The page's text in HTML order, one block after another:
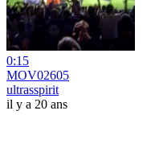
0:15
MOV02605
ultrasspirit
il y a 20 ans